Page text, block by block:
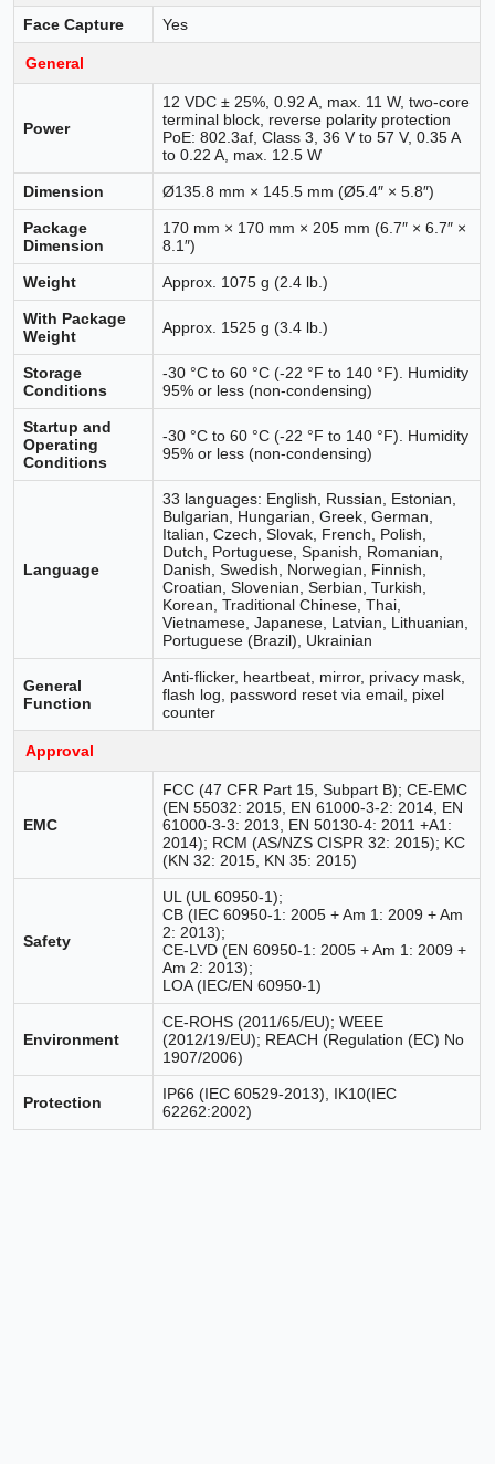
Face Capture Yes
General
Power
12 VDC ± 25%, 0.92 A, max. 11 W, two-core
terminal block, reverse polarity protection
PoE: 802.3af, Class 3, 36 V to 57 V, 0.35 A
to 0.22 A, max. 12.5 W
Dimension Ø135.8 mm × 145.5 mm (Ø5.4″ × 5.8″)
Package
Dimension
170 mm × 170 mm × 205 mm (6.7″ × 6.7″ ×
8.1″)
Weight Approx. 1075 g (2.4 lb.)
With Package
Weight
Approx. 1525 g (3.4 lb.)
Storage
Conditions
-30 °C to 60 °C (-22 °F to 140 °F). Humidity
95% or less (non-condensing)
Startup and
Operating
Conditions
-30 °C to 60 °C (-22 °F to 140 °F). Humidity
95% or less (non-condensing)
Language
33 languages: English, Russian, Estonian,
Bulgarian, Hungarian, Greek, German,
Italian, Czech, Slovak, French, Polish,
Dutch, Portuguese, Spanish, Romanian,
Danish, Swedish, Norwegian, Finnish,
Croatian, Slovenian, Serbian, Turkish,
Korean, Traditional Chinese, Thai,
Vietnamese, Japanese, Latvian, Lithuanian,
Portuguese (Brazil), Ukrainian
General
Function
Anti-flicker, heartbeat, mirror, privacy mask,
flash log, password reset via email, pixel
counter
Approval
EMC
FCC (47 CFR Part 15, Subpart B); CE-EMC
(EN 55032: 2015, EN 61000-3-2: 2014, EN
61000-3-3: 2013, EN 50130-4: 2011 +A1:
2014); RCM (AS/NZS CISPR 32: 2015); KC
(KN 32: 2015, KN 35: 2015)
Safety
UL (UL 60950-1);
CB (IEC 60950-1: 2005 + Am 1: 2009 + Am
2: 2013);
CE-LVD (EN 60950-1: 2005 + Am 1: 2009 +
Am 2: 2013);
LOA (IEC/EN 60950-1)
Environment
CE-ROHS (2011/65/EU); WEEE
(2012/19/EU); REACH (Regulation (EC) No
1907/2006)
Protection
IP66 (IEC 60529-2013), IK10(IEC
62262:2002)